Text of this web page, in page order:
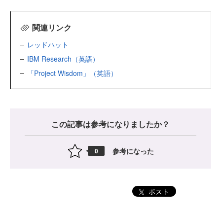
関連リンク
レッドハット
IBM Research（英語）
「Project Wisdom」（英語）
この記事は参考になりましたか？
0 参考になった
ポスト